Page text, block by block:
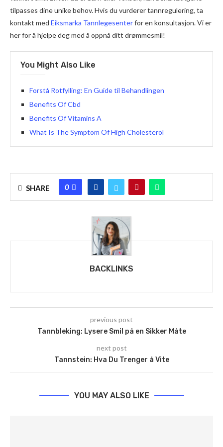
tilpasses dine unike behov. Hvis du vurderer tannregulering, ta
kontakt med Eiksmarka Tannlegesenterfor en konsultasjon. Vi er
her for å hjelpe deg med å oppnå ditt drømmesmil!
You Might Also Like
Forstå Rotfylling: En Guide til Behandlingen
Benefits Of Cbd
Benefits Of Vitamins A
What Is The Symptom Of High Cholesterol
SHARE 0
BACKLINKS
previous post
Tannbleking: Lysere Smil på en Sikker Måte
next post
Tannstein: Hva Du Trenger å Vite
YOU MAY ALSO LIKE